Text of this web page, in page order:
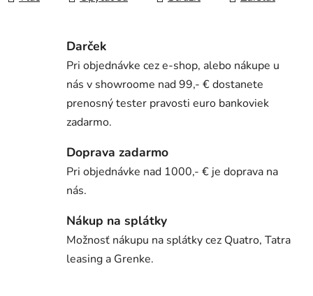
Darček
Pri objednávke cez e-shop, alebo nákupe u
nás v showroome nad 99,- € dostanete
prenosný tester pravosti euro bankoviek
zadarmo.
Doprava zadarmo
Pri objednávke nad 1000,- € je doprava na
nás.
Nákup na splátky
Možnosť nákupu na splátky cez Quatro, Tatra
leasing a Grenke.